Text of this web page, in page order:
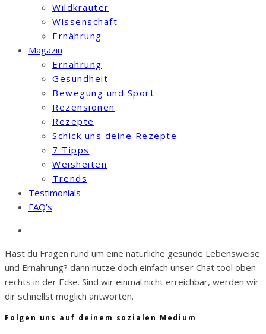
Wildkräuter
Wissenschaft
Ernährung
Magazin
Ernährung
Gesundheit
Bewegung und Sport
Rezensionen
Rezepte
Schick uns deine Rezepte
7 Tipps
Weisheiten
Trends
Testimonials
FAQ’s
Hast du Fragen rund um eine natürliche gesunde Lebensweise
und Ernährung? dann nutze doch einfach unser Chat tool oben
rechts in der Ecke. Sind wir einmal nicht erreichbar, werden wir
dir schnellst möglich antworten.
Folgen uns auf deinem sozialen Medium